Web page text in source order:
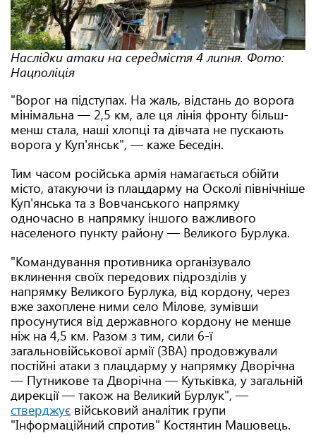
Наслідки атаки на середмістя 4 липня. Фото:
Нацполіція
"Ворог на підступах. На жаль, відстань до ворога
мінімальна — 2,5 км, але ця лінія фронту більш-
менш стала, наші хлопці та дівчата не пускають
ворога у Куп'янськ", — каже Беседін.
Тим часом російська армія намагається обійти
місто, атакуючи із плацдарму на Осколі північніше
Куп'янська та з Вовчанського напрямку
одночасно в напрямку іншого важливого
населеного пункту району — Великого Бурлука.
"Командування противника організувало
вклинення своїх передових підрозділів у
напрямку Великого Бурлука, від кордону, через
вже захоплене ними село Мілове, зумівши
просунутися від державного кордону не менше
ніж на 4,5 км. Разом з тим, сили 6-ї
загальновійськової армії (ЗВА) продовжували
постійні атаки з плацдарму у напрямку Дворічна
— Путникове та Дворічна — Кутьківка, у загальній
дирекції — також на Великий Бурлук", —
стверджує військовий аналітик групи
"Інформаційний спротив" Костянтин Машовець.